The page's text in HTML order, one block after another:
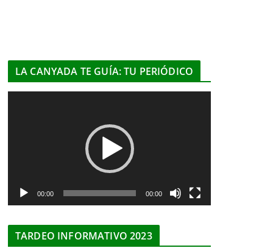
LA CANYADA TE GUÍA: TU PERIÓDICO
c
00:00 00:00
TARDEO INFORMATIVO 2023